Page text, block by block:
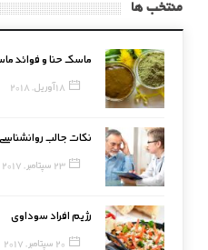
منتخب ها
ماسک حنا و فوائد
18 آوریل, 2018
نکات جالب روانشناسی
23 سپتامبر, 2017
رژیم افراد سوداوی
20 سپتامبر, 2017